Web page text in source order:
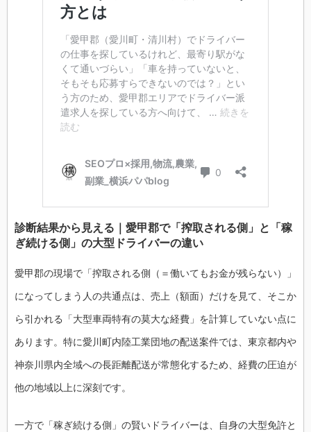
診断結果から見える｜愛甲郡で「搾取される側」と「稼
ぎ続ける側」の大型ドライバーの違い
愛甲郡の現場で「搾取される側（＝働いてもお金が残らない）」
になってしまう人の共通点は、売上（額面）だけを見て、そこか
ら引かれる「大型車両特有の莫大な経費」を計算していない点に
あります。特に愛川町内陸工業団地の配送案件では、東京都内や
神奈川県内全域への長距離配送が常態化するため、経費の圧迫が
他の地域以上に深刻です。
一方で「稼ぎ続ける側」の賢いドライバーは、自身の大型免許と